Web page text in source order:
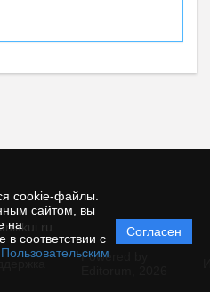
cookie-файлы.
сайтом, вы
на
соответствии с
Пользовательским
Согласен
Powered by